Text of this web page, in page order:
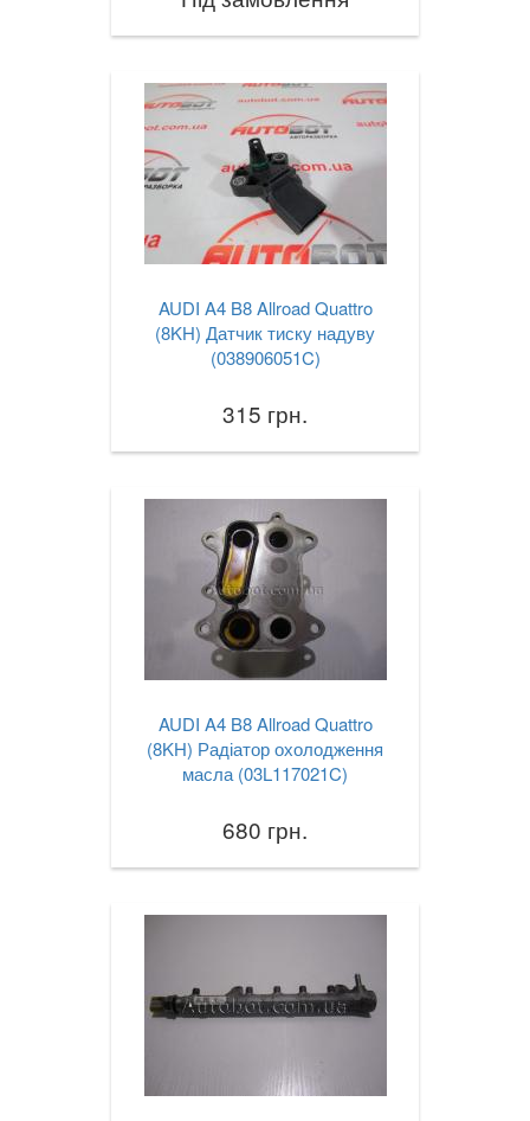
AUDI A4 B8 Allroad Quattro
(8KH) Датчик тиску надуву
(038906051C)
315 грн.
AUDI A4 B8 Allroad Quattro
(8KH) Радіатор охолодження
масла (03L117021C)
680 грн.